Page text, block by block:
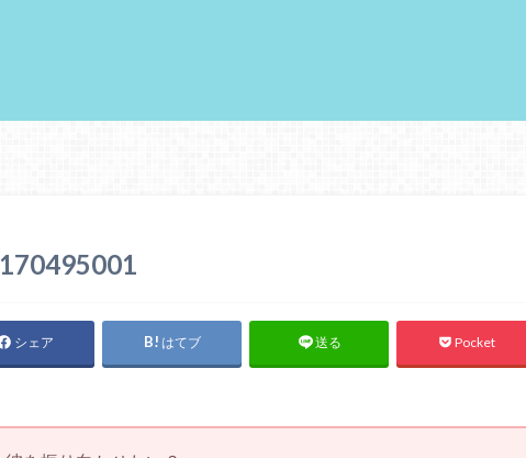
シェア はてブ 送る Pocket